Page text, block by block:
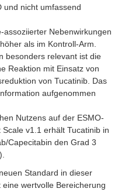
und nicht umfassend
assoziierter Nebenwirkungen
als im Kontroll-Arm.
besonders relevant ist die
Reaktion mit Einsatz von
von Tucatinib. Das
aufgenommen
Nutzens auf der ESMO-
v1.1 erhält Tucatinib in
Capecitabin den Grad 3
Standard in dieser
wertvolle Bereicherung